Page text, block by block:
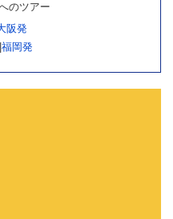
のツアー
阪発
福岡発